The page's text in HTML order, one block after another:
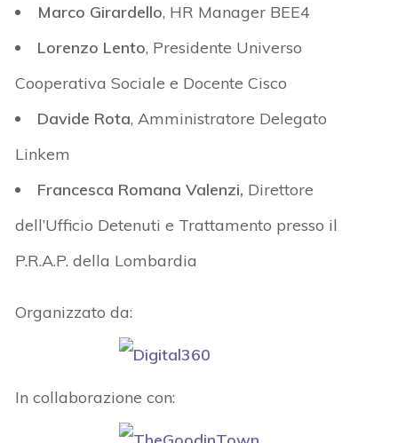
Marco Girardello, HR Manager BEE4
Lorenzo Lento, Presidente Universo
Cooperativa Sociale e Docente Cisco
Davide Rota, Amministratore Delegato
Linkem
Francesca Romana Valenzi, Direttore
dell’Ufficio Detenuti e Trattamento presso il
P.R.A.P. della Lombardia
Organizzato da:
In collaborazione con: